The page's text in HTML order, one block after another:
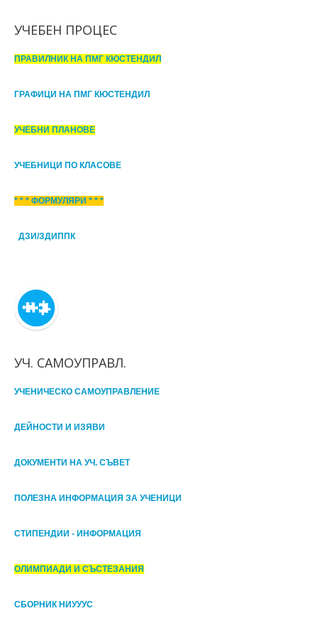
УЧЕБЕН ПРОЦЕС
ПРАВИЛНИК НА ПМГ КЮСТЕНДИЛ
ГРАФИЦИ НА ПМГ КЮСТЕНДИЛ
УЧЕБНИ ПЛАНОВЕ
УЧЕБНИЦИ ПО КЛАСОВЕ
* * * ФОРМУЛЯРИ * * *
ДЗИ/ЗДИППК
УЧ. САМОУПРАВЛ.
УЧЕНИЧЕСКО САМОУПРАВЛЕНИЕ
ДЕЙНОСТИ И ИЗЯВИ
ДОКУМЕНТИ НА УЧ. СЪВЕТ
ПОЛЕЗНА ИНФОРМАЦИЯ ЗА УЧЕНИЦИ
СТИПЕНДИИ - ИНФОРМАЦИЯ
ОЛИМПИАДИ И СЪСТЕЗАНИЯ
СБОРНИК НИУУУС